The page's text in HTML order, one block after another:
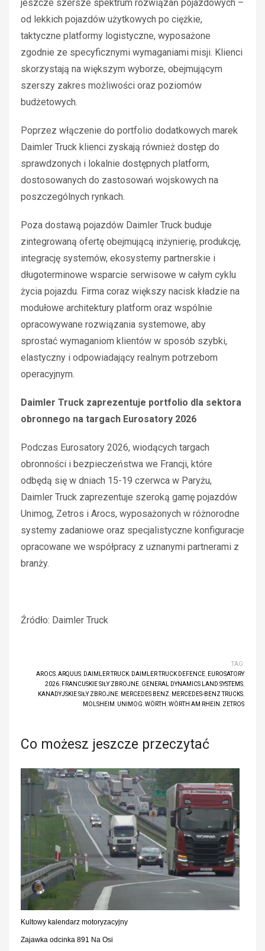
jeszcze szersze spektrum rozwiązań pojazdowych –
od lekkich pojazdów użytkowych po ciężkie,
taktyczne platformy logistyczne, wyposażone
zgodnie ze specyficznymi wymaganiami misji. Klienci
skorzystają na większym wyborze, obejmującym
szerszy zakres możliwości oraz poziomów
budżetowych.
Poprzez włączenie do portfolio dodatkowych marek
Daimler Truck klienci zyskają również dostęp do
sprawdzonych i lokalnie dostępnych platform,
dostosowanych do zastosowań wojskowych na
poszczególnych rynkach.
Poza dostawą pojazdów Daimler Truck buduje
zintegrowaną ofertę obejmującą inżynierię, produkcję,
integrację systemów, ekosystemy partnerskie i
długoterminowe wsparcie serwisowe w całym cyklu
życia pojazdu. Firma coraz większy nacisk kładzie na
modułowe architektury platform oraz wspólnie
opracowywane rozwiązania systemowe, aby
sprostać wymaganiom klientów w sposób szybki,
elastyczny i odpowiadający realnym potrzebom
operacyjnym.
Daimler Truck zaprezentuje portfolio dla sektora
obronnego na targach Eurosatory 2026
Podczas Eurosatory 2026, wiodących targach
obronności i bezpieczeństwa we Francji, które
odbędą się w dniach 15-19 czerwca w Paryżu,
Daimler Truck zaprezentuje szeroką gamę pojazdów
Unimog, Zetros i Arocs, wyposażonych w różnorodne
systemy zadaniowe oraz specjalistyczne konfiguracje
opracowane we współpracy z uznanymi partnerami z
branży.
Źródło: Daimler Truck
TAG:
AROCS,ARQUUS, DAIMLER TRUCK, DAIMLER TRUCK DEFENCE, EUROSATORY
2026, FRANCUSKIE SIŁY ZBROJNE, GENERAL DYNAMICS LAND SYSTEMS,
KANADYJSKIE SIŁY ZBROJNE, MERCEDES BENZ, MERCEDES-BENZ TRUCKS,
MOLSHEIM , UNIMOG,WÖRTH ,WÖRTH AM RHEIN , ZETROS
Co możesz jeszcze przeczytać
Kultowy kalendarz motoryzacyjny
Zajawka odcinka 891 Na Osi